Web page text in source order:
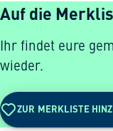
Auf die
Ihr findet eure
wieder.
ZUR MERKLISTE